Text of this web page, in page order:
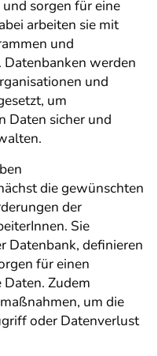
sorgen für eine
arbeiten sie mit
und
werden
und
um
Daten sicher und
die gewünschten
der
Sie
Datenbank, definieren
für einen
Zudem
um die
oder Datenverlust